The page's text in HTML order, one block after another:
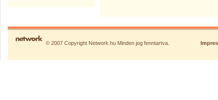
© 2007 Copyright Network.hu Minden jog fenntartva.